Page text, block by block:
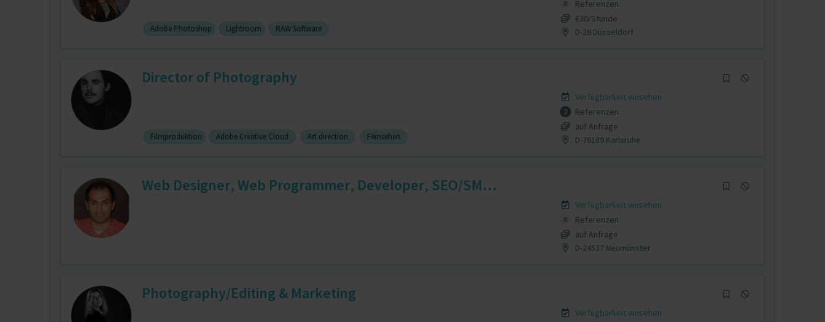
Adobe Photoshop Lightroom RAW Software
0
Referenzen
€30/Stunde
D-26 Düsseldorf
Director of Photography
Filmproduktion Adobe Creative Cloud Art direction Fernsehen
Verfügbarkeit einsehen
2
Referenzen
auf Anfrage
D-76189 Karlsruhe
Web Designer, Web Programmer, Developer, SEO/SM...
Verfügbarkeit einsehen
0
Referenzen
auf Anfrage
D-24537 Neumünster
Photography/Editing & Marketing
Verfügbarkeit einsehen